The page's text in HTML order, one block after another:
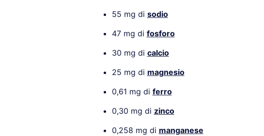
55 mg di sodio
47 mg di fosforo
30 mg di calcio
25 mg di magnesio
0,61 mg di ferro
0,30 mg di zinco
0,258 mg di manganese